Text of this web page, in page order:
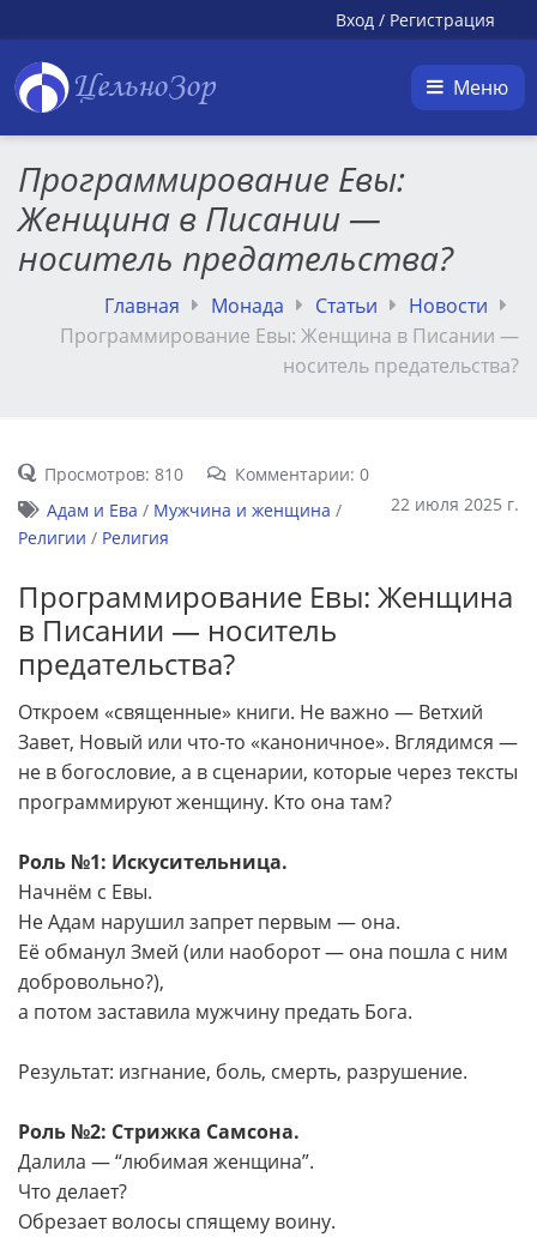
Вход / Регистрация
ЦельноЗор Меню
Программирование Евы:
Женщина в Писании —
носитель предательства?
Главная Монада Статьи
Новости
Программирование Евы: Женщина в Писании —
носитель предательства?
Просмотров: 810
Комментарии: 0
22 июля 2025 г.
Адам и Ева / Мужчина и женщина /
Религии / Религия
Программирование Евы: Женщина
в Писании — носитель
предательства?
Откроем «священные» книги. Не важно — Ветхий
Завет, Новый или что-то «каноничное». Вглядимся —
не в богословие, а в сценарии, которые через тексты
программируют женщину. Кто она там?
Роль №1: Искусительница.
Начнём с Евы.
Не Адам нарушил запрет первым — она.
Её обманул Змей (или наоборот — она пошла с ним
добровольно?),
а потом заставила мужчину предать Бога.
Результат: изгнание, боль, смерть, разрушение.
Роль №2: Стрижка Самсона.
Далила — “любимая женщина”.
Что делает?
Обрезает волосы спящему воину.